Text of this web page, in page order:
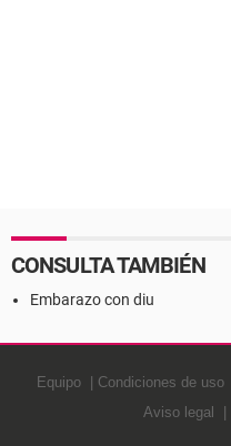
CONSULTA TAMBIÉN
Embarazo con diu
Equipo Condiciones de uso
Aviso legal